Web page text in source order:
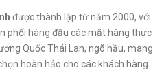
được thành lập từ năm 2000, với
phối hàng đầu các mặt hàng thực
Quốc Thái Lan, ngõ hầu, mang
hoàn hảo cho các khách hàng.